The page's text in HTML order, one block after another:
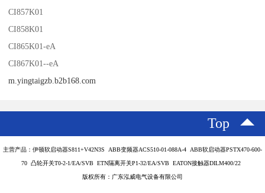
CI857K01
CI858K01
CI865K01-eA
CI867K01--eA
m.yingtaigzb.b2b168.com
Top
主营产品：伊顿软启动器S811+V42N3S ABB变频器ACS510-01-088A-4 ABB软启动器PSTX470-600-
70 凸轮开关T0-2-1/EA/SVB ETN隔离开关P1-32/EA/SVB EATON接触器DILM400/22
版权所有：广东泓威电气设备有限公司